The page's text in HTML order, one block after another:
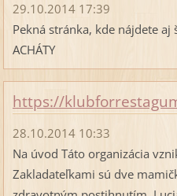
29.10.2014 17:39
Pekná stránka, kde nájdete
ACHÁTY
https://
28.10.2014 10:33
Na úvod Táto organizácia
Zakladateľkami sú dve